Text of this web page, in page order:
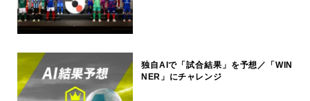
独自AIで「試合結果」を予想／「WIN
NER」にチャレンジ